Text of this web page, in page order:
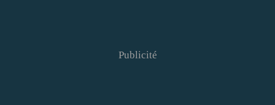
Publicité